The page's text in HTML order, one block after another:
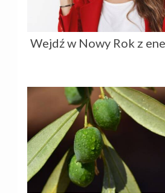
Wejdź w Nowy Rok z